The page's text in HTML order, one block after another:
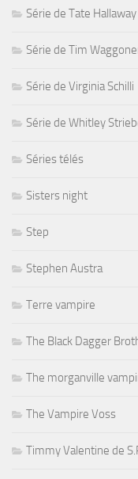
Série de Tate Hallaway
Série de Tim
Série de Virginia Schilli
Série de Whitley
Séries télés
Sisters night
Step
Stephen Austra
Terre vampire
The Black Dagger
The morganville
The Vampire Voss
Timmy Valentine de